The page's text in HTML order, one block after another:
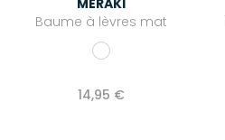
MERAKI
Baume à lèvres mat
14,95 €